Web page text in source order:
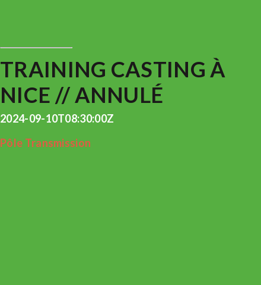
TRAINING CASTING À
NICE // ANNULÉ
2024-09-10T08:30:00Z
Pôle Transmission